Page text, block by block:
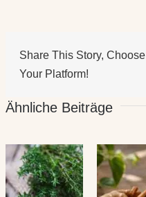
Share This Story, Choose
Your Platform!
Ähnliche Beiträge